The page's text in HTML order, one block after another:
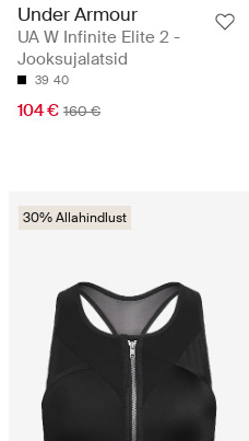
Under Armour
UA W Infinite Elite 2 -
Jooksujalatsid
39 40
104 € 160 €
30% Allahindlust